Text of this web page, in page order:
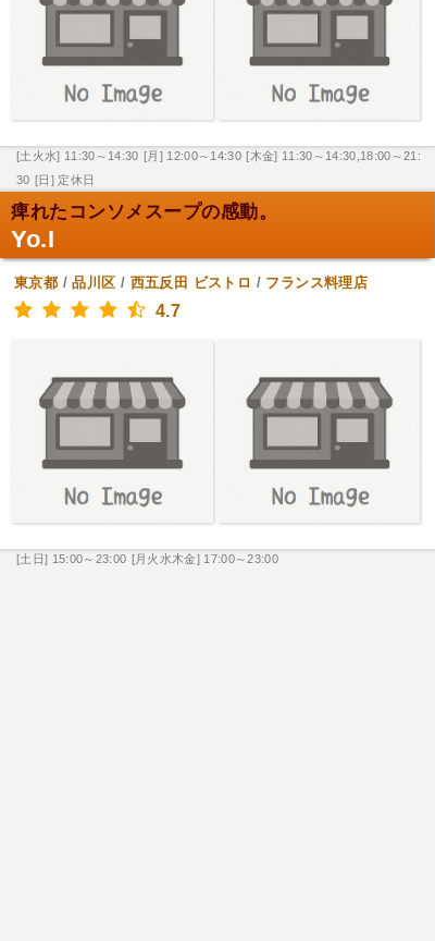
[土火水] 11:30～14:30 [月] 12:00～14:30 [木金] 11:30～14:30,18:00～21:
30 [日] 定休日
痺れたコンソメスープの感動。
Yo.I
東京都 /品川区 / 西五反田 ビストロ / フランス料理店
4.7
[土日] 15:00～23:00 [月火水木金] 17:00～23:00